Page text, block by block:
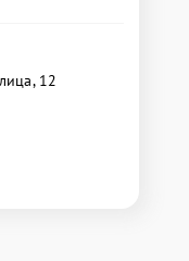
12